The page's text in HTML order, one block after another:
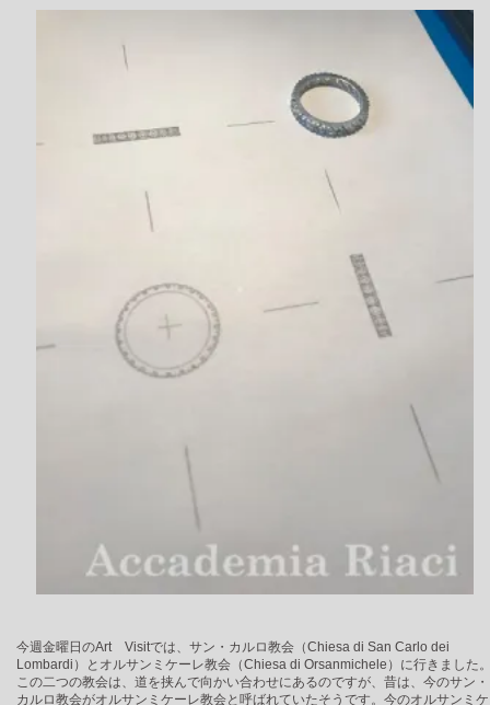
今週金曜日のArt Visitでは、サン・カルロ教会（Chiesa di San Carlo dei
Lombardi）とオルサンミケーレ教会（Chiesa di Orsanmichele）に行きました
この二つの教会は、道を挟んで向かい合わせにあるのですが、昔は、今のサン・
カルロ教会がオルサンミケーレ教会と呼ばれていたそうです。今のオルサンミケ